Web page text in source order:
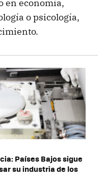
en economía,
o psicología,
Países Bajos sigue
su industria de los